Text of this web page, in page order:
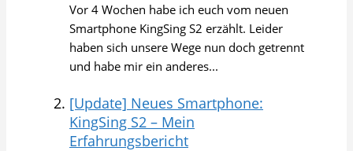
Vor 4 Wochen habe ich euch vom neuen
Smartphone KingSing S2 erzählt. Leider
haben sich unsere Wege nun doch getrennt
und habe mir ein anderes...
[Update] Neues Smartphone:
KingSing S2 – Mein
Erfahrungsbericht